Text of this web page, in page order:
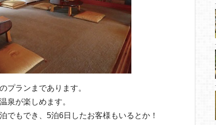
プランまであります。
泉が楽しめます。
でもでき、5泊6日したお客様もいるとか！